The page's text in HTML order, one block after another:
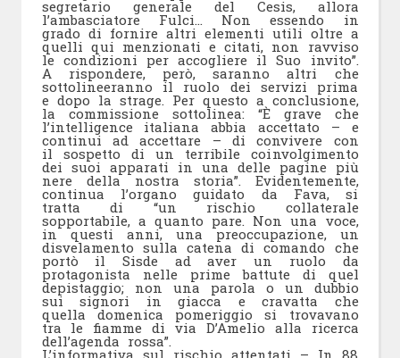
segretario generale del Cesis, allora
l’ambasciatore Fulci… Non essendo in
grado di fornire altri elementi utili oltre a
quelli qui menzionati e citati, non ravviso
le condizioni per accogliere il Suo invito”.
A rispondere, però, saranno altri che
sottolineeranno il ruolo dei servizi prima
e dopo la strage. Per questo a conclusione,
la commissione sottolinea: “È grave che
l’intelligence italiana abbia accettato – e
continui ad accettare – di convivere con
il sospetto di un terribile coinvolgimento
dei suoi apparati in una delle pagine più
nere della nostra storia”. Evidentemente,
continua l’organo guidato da Fava, si
tratta di “un rischio collaterale
sopportabile, a quanto pare. Non una voce,
in questi anni, una preoccupazione, un
disvelamento sulla catena di comando che
portò il Sisde ad aver un ruolo da
protagonista nelle prime battute di quel
depistaggio; non una parola o un dubbio
sui signori in giacca e cravatta che
quella domenica pomeriggio si trovavano
tra le fiamme di via D’Amelio alla ricerca
dell’agenda rossa”.